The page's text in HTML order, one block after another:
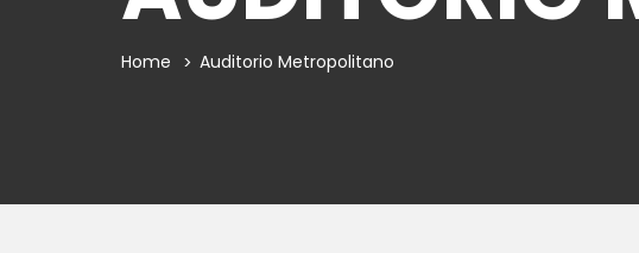
Home Auditorio Metropolitano